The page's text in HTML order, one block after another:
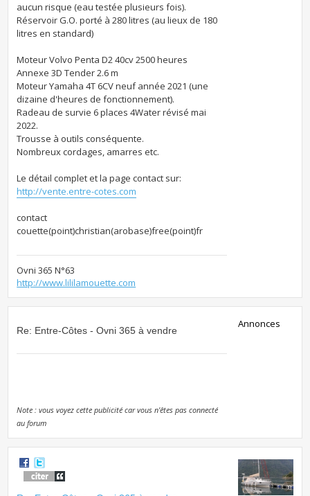
aucun risque (eau testée plusieurs fois).
Réservoir G.O. porté à 280 litres (au lieux de 180
litres en standard)
Moteur Volvo Penta D2 40cv 2500 heures
Annexe 3D Tender 2.6 m
Moteur Yamaha 4T 6CV neuf année 2021 (une
dizaine d'heures de fonctionnement).
Radeau de survie 6 places 4Water révisé mai
2022.
Trousse à outils conséquente.
Nombreux cordages, amarres etc.
Le détail complet et la page contact sur:
http://vente.entre-cotes.com
contact
couette(point)christian(arobase)free(point)fr
Ovni 365 N°63
http://www.lililamouette.com
Re: Entre-Côtes - Ovni 365 à vendre
Note : vous voyez cette publicité car vous n'êtes pas connecté
au forum
Annonces